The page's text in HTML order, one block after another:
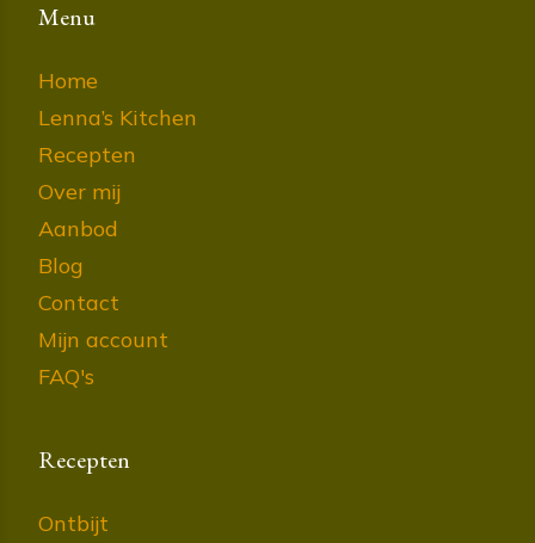
Menu
Home
Lenna’s Kitchen
Recepten
Over mij
Aanbod
Blog
Contact
Mijn account
FAQ's
Recepten
Ontbijt